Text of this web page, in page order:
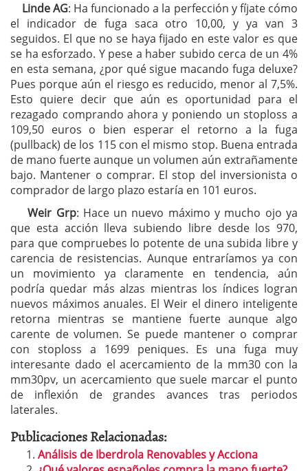
Linde AG: Ha funcionado a la perfección y fíjate cómo
el indicador de fuga saca otro 10,00, y ya van 3
seguidos. El que no se haya fijado en este valor es que
se ha esforzado. Y pese a haber subido cerca de un 4%
en esta semana, ¿por qué sigue macando fuga deluxe?
Pues porque aún el riesgo es reducido, menor al 7,5%.
Esto quiere decir que aún es oportunidad para el
rezagado comprando ahora y poniendo un stoploss a
109,50 euros o bien esperar el retorno a la fuga
(pullback) de los 115 con el mismo stop. Buena entrada
de mano fuerte aunque un volumen aún extrañamente
bajo. Mantener o comprar. El stop del inversionista o
comprador de largo plazo estaría en 101 euros.
Weir Grp: Hace un nuevo máximo y mucho ojo ya
que esta acción lleva subiendo libre desde los 970,
para que compruebes lo potente de una subida libre y
carencia de resistencias. Aunque entraríamos ya con
un movimiento ya claramente en tendencia, aún
podría quedar más alzas mientras los índices logran
nuevos máximos anuales. El Weir el dinero inteligente
retorna mientras se mantiene fuerte aunque algo
carente de volumen. Se puede mantener o comprar
con stoploss a 1699 peniques. Es una fuga muy
interesante dado el acercamiento de la mm30 con la
mm30pv, un acercamiento que suele marcar el punto
de inflexión de grandes avances tras periodos
laterales.
Publicaciones Relacionadas:
Análisis de Iberdrola Renovables y Acciona